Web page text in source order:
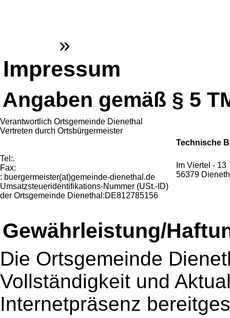
»
Impressum
Angaben gemäß § 5
Verantwortlich Ortsgemeinde Dienethal
Vertreten durch Ortsbürgermeister
Tel:.
Fax:
: buergermeister(at)gemeinde-dienethal.de
Umsatzsteueridentifikations-Nummer (USt.-ID)
der Ortsgemeinde Dienethal:DE812785156
Technische
Im Viertel - 13
56379
Gewährleistung/
Die Ortsgemeinde
Vollständigkeit und
Internetpräsenz